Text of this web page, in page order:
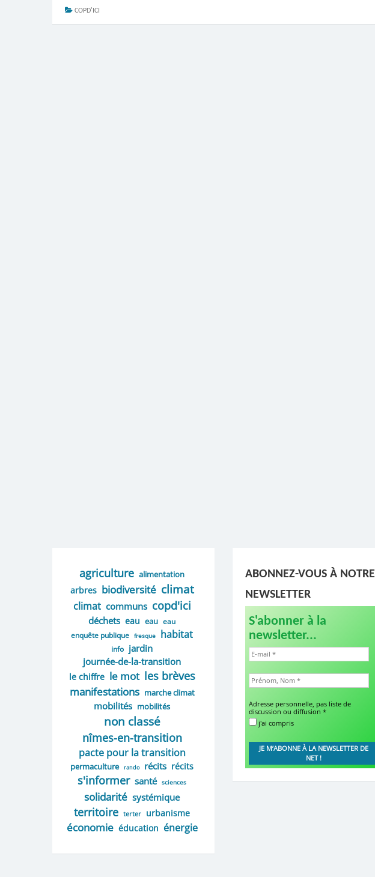
de
COPD'ICI
agriculture alimentation
arbres biodiversité climat
climat communs copd'ici
déchets eau eau eau
enquête publique fresque habitat
info jardin
journée-de-la-transition
le chiffre le mot les brèves
manifestations marche climat
mobilités mobilités
non classé
nîmes-en-transition
pacte pour la transition
permaculture rando récits récits
s'informer santé sciences
solidarité systémique
territoire terter urbanisme
économie éducation énergie
ABONNEZ-VOUS À NOTRE
NEWSLETTER
S'abonner à la
newsletter...
Adresse personnelle, pas liste de
discussion ou diffusion *
j'ai compris